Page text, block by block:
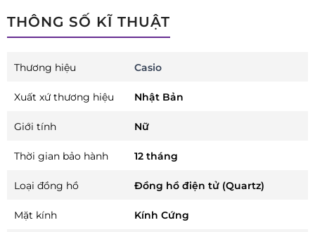
THÔNG SỐ KĨ THUẬT
Thương hiệu Casio
Xuất xứ thương hiệu Nhật Bản
Giới tính Nữ
Thời gian bảo hành 12 tháng
Loại đồng hồ Đồng hồ điện tử (Quartz)
Mặt kính Kính Cứng